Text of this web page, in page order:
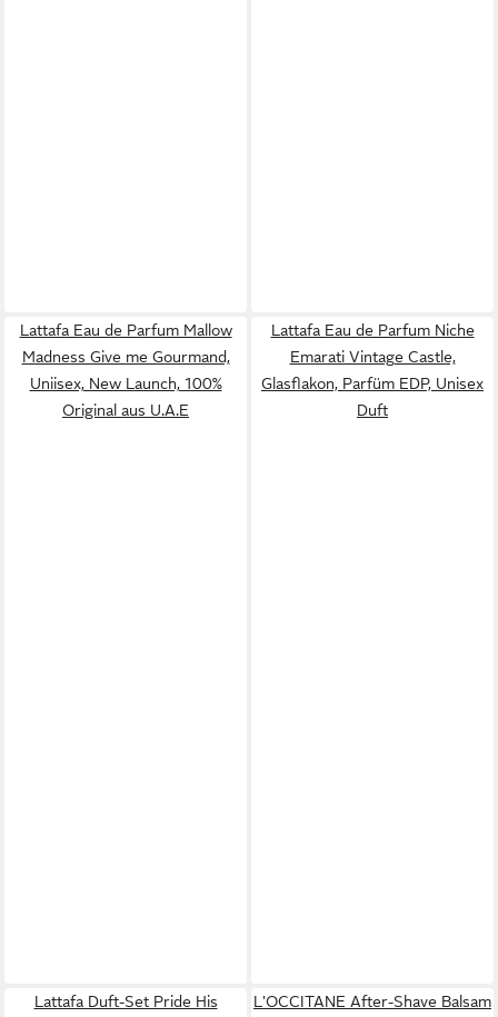
Lattafa Eau de Parfum Mallow
Madness Give me Gourmand,
Uniisex, New Launch, 100%
Original aus U.A.E
Lattafa Eau de Parfum Niche
Emarati Vintage Castle,
Glasflakon, Parfüm EDP, Unisex
Duft
Lattafa Duft-Set Pride His
L'OCCITANE After-Shave Balsam